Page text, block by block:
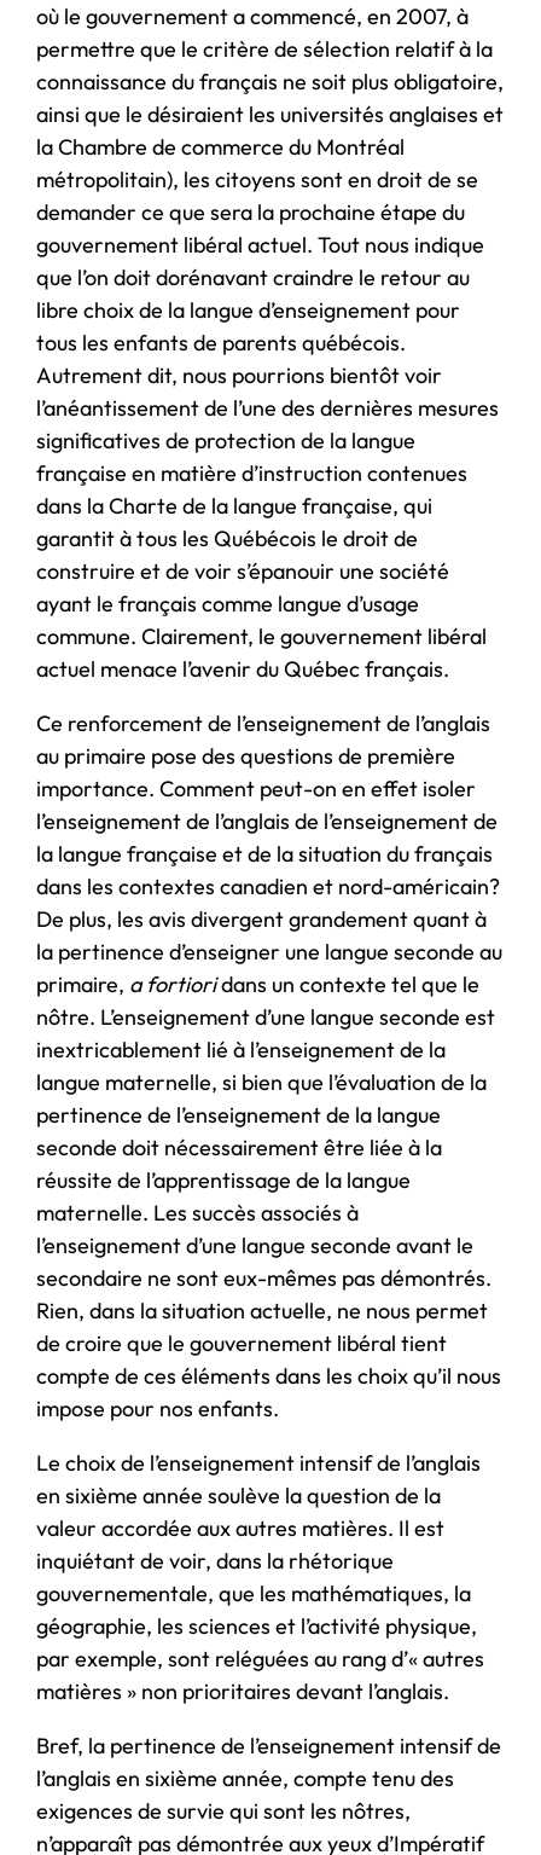
où le gouvernement a commencé, en 2007, à
permettre que le critère de sélection relatif à la
connaissance du français ne soit plus obligatoire,
ainsi que le désiraient les universités anglaises et
la Chambre de commerce du Montréal
métropolitain), les citoyens sont en droit de se
demander ce que sera la prochaine étape du
gouvernement libéral actuel. Tout nous indique
que l’on doit dorénavant craindre le retour au
libre choix de la langue d’enseignement pour
tous les enfants de parents québécois.
Autrement dit, nous pourrions bientôt voir
l’anéantissement de l’une des dernières mesures
significatives de protection de la langue
française en matière d’instruction contenues
dans la Charte de la langue française, qui
garantit à tous les Québécois le droit de
construire et de voir s’épanouir une société
ayant le français comme langue d’usage
commune. Clairement, le gouvernement libéral
actuel menace l’avenir du Québec français.
Ce renforcement de l’enseignement de l’anglais
au primaire pose des questions de première
importance. Comment peut-on en effet isoler
l’enseignement de l’anglais de l’enseignement de
la langue française et de la situation du français
dans les contextes canadien et nord-américain?
De plus, les avis divergent grandement quant à
la pertinence d’enseigner une langue seconde au
primaire, a fortioridans un contexte tel que le
nôtre. L’enseignement d’une langue seconde est
inextricablement lié à l’enseignement de la
langue maternelle, si bien que l’évaluation de la
pertinence de l’enseignement de la langue
seconde doit nécessairement être liée à la
réussite de l’apprentissage de la langue
maternelle. Les succès associés à
l’enseignement d’une langue seconde avant le
secondaire ne sont eux-mêmes pas démontrés.
Rien, dans la situation actuelle, ne nous permet
de croire que le gouvernement libéral tient
compte de ces éléments dans les choix qu’il nous
impose pour nos enfants.
Le choix de l’enseignement intensif de l’anglais
en sixième année soulève la question de la
valeur accordée aux autres matières. Il est
inquiétant de voir, dans la rhétorique
gouvernementale, que les mathématiques, la
géographie, les sciences et l’activité physique,
par exemple, sont reléguées au rang d’« autres
matières » non prioritaires devant l’anglais.
Bref, la pertinence de l’enseignement intensif de
l’anglais en sixième année, compte tenu des
exigences de survie qui sont les nôtres,
n’apparaît pas démontrée aux yeux d’Impératif